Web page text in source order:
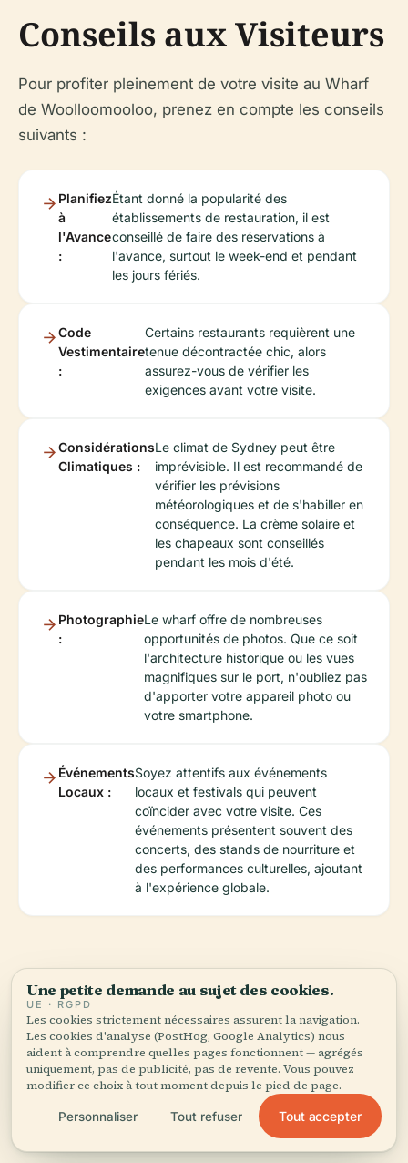
Conseils aux Visiteurs
Pour profiter pleinement de votre visite au Wharf
de Woolloomooloo, prenez en compte les conseils
suivants :
Planifiez
à
l'Avance
:
Étant donné la popularité des
établissements de restauration, il est
conseillé de faire des réservations à
l'avance, surtout le week-end et pendant
les jours fériés.
Code
Vestimentaire
:
Certains restaurants requièrent une
tenue décontractée chic, alors
assurez-vous de vérifier les
exigences avant votre visite.
Considérations
Climatiques :
Le climat de Sydney peut être
imprévisible. Il est recommandé de
vérifier les prévisions
météorologiques et de s'habiller en
conséquence. La crème solaire et
les chapeaux sont conseillés
pendant les mois d'été.
Photographie
:
Le wharf offre de nombreuses
opportunités de photos. Que ce soit
l'architecture historique ou les vues
magnifiques sur le port, n'oubliez pas
d'apporter votre appareil photo ou
votre smartphone.
Événements
Locaux :
Soyez attentifs aux événements
locaux et festivals qui peuvent
coïncider avec votre visite. Ces
événements présentent souvent des
concerts, des stands de nourriture et
des performances culturelles, ajoutant
à l'expérience globale.
Attractions à
Proximité
Bien que le Wharf de Woolloomooloo soit lui-
même une attraction majeure, plusieurs sites à
proximité valent également la visite.
Une petite demande au sujet des cookies.
UE · RGPD
Les cookies strictement nécessaires assurent la navigation.
Les cookies d'analyse (PostHog, Google Analytics) nous
aident à comprendre quelles pages fonctionnent — agrégés
uniquement, pas de publicité, pas de revente. Vous pouvez
modifier ce choix à tout moment depuis le pied de page.
Personnaliser Tout refuser Tout accepter